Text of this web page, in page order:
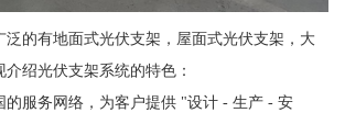
泛的有地面式光伏支架，屋面式光伏支架，大
绍光伏支架系统的特色：
的服务网络，为客户提供 "设计 - 生产 - 安